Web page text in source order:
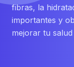
fibras, la
importantes y
mejorar tu salud